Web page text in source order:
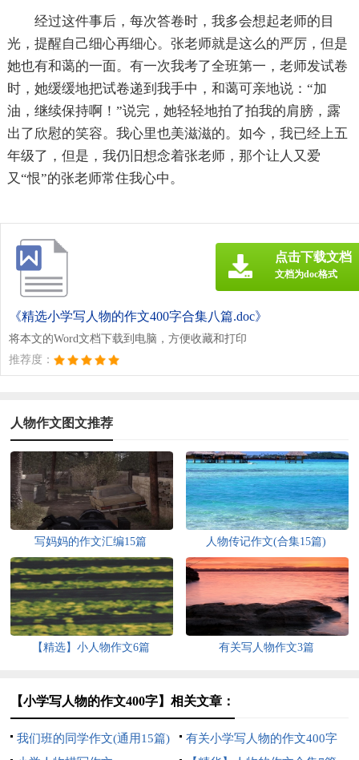
经过这件事后，每次答卷时，我多会想起老师的目
光，提醒自己细心再细心。张老师就是这么的严厉，但是
她也有和蔼的一面。有一次我考了全班第一，老师发试卷
时，她缓缓地把试卷递到我手中，和蔼可亲地说：“加
油，继续保持啊！”说完，她轻轻地拍了拍我的肩膀，露
出了欣慰的笑容。我心里也美滋滋的。如今，我已经上五
年级了，但是，我仍旧想念着张老师，那个让人又爱
又“恨”的张老师常住我心中。
《精选小学写人物的作文400字合集八篇.doc》
将本文的Word文档下载到电脑，方便收藏和打印
推荐度：
点击下载文档
文档为doc格式
人物作文图文推荐
写妈妈的作文汇编15篇 人物传记作文(合集15篇)
【精选】小人物作文6篇 有关写人物作文3篇
【小学写人物的作文400字】相关文章：
我们班的同学作文(通用15篇)
有关小学写人物的作文400字